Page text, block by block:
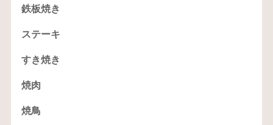
鉄板焼き
ステーキ
すき焼き
焼肉
焼鳥